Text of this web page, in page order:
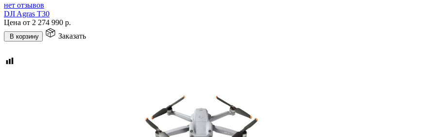
нет отзывов
DJI Agras T30
Цена от 2 274 990 р.
В корзину Заказать